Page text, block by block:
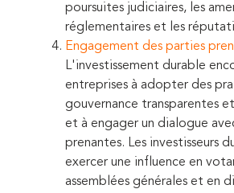
poursuites judiciaires, les
réglementaires et les
Engagement des parties
L'investissement durable
entreprises à adopter des
gouvernance transparentes
et à engager un dialogue
prenantes. Les investisseurs
exercer une influence en
assemblées générales et en